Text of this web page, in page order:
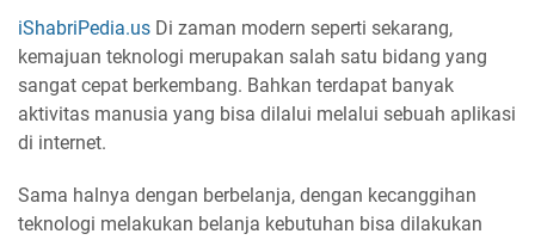
iShabriPedia.us Di zaman modern seperti sekarang,
kemajuan teknologi merupakan salah satu bidang yang
sangat cepat berkembang. Bahkan terdapat banyak
aktivitas manusia yang bisa dilalui melalui sebuah aplikasi
di internet.
Sama halnya dengan berbelanja, dengan kecanggihan
teknologi melakukan belanja kebutuhan bisa dilakukan